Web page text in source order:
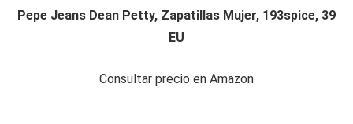
Pepe Jeans Dean Petty, Zapatillas Mujer, 193spice, 39
EU
Consultar precio en Amazon